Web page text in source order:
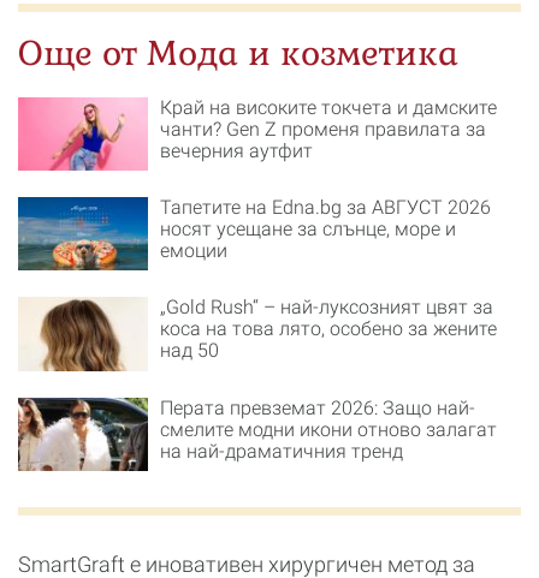
Още от Мода и козметика
Край на високите токчета и дамските
чанти? Gen Z променя правилата за
вечерния аутфит
Тапетите на Edna.bg за АВГУСТ 2026
носят усещане за слънце, море и
емоции
„Gold Rush“ – най-луксозният цвят за
коса на това лято, особено за жените
над 50
Перата превземат 2026: Защо най-
смелите модни икони отново залагат
на най-драматичния тренд
SmartGraft e иновативен хирургичен метод за